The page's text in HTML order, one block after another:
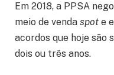
Em 2018, a PPSA
meio de venda spot e
acordos que hoje são
dois ou três anos.